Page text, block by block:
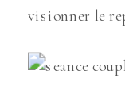
visionner le